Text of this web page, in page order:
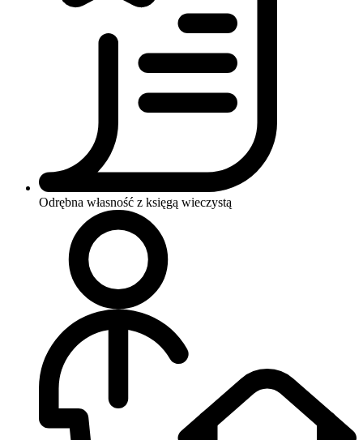
Odrębna własność z księgą wieczystą